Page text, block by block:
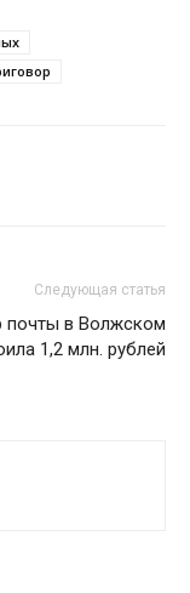
Следующая статья
почты в Волжском
1,2 млн. рублей